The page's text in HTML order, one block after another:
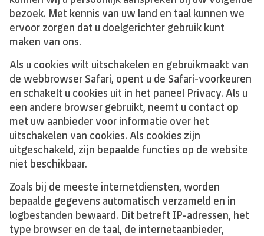
bezoek. Met kennis van uw land en taal kunnen we
ervoor zorgen dat u doelgerichter gebruik kunt
maken van ons.
Als u cookies wilt uitschakelen en gebruikmaakt van
de webbrowser Safari, opent u de Safari-voorkeuren
en schakelt u cookies uit in het paneel Privacy. Als u
een andere browser gebruikt, neemt u contact op
met uw aanbieder voor informatie over het
uitschakelen van cookies. Als cookies zijn
uitgeschakeld, zijn bepaalde functies op de website
niet beschikbaar.
Zoals bij de meeste internetdiensten, worden
bepaalde gegevens automatisch verzameld en in
logbestanden bewaard. Dit betreft IP-adressen, het
type browser en de taal, de internetaanbieder,